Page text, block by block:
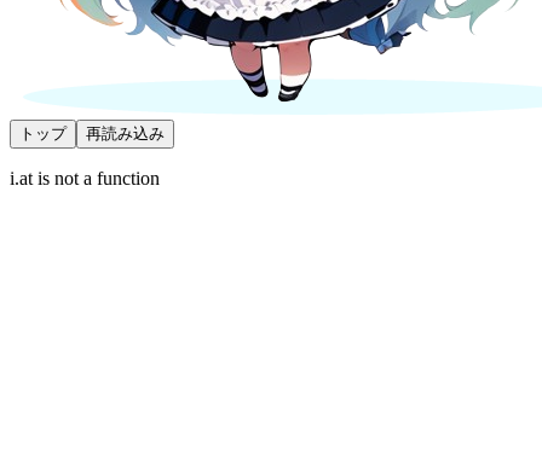
トップ 再読み込み
i.at is not a function